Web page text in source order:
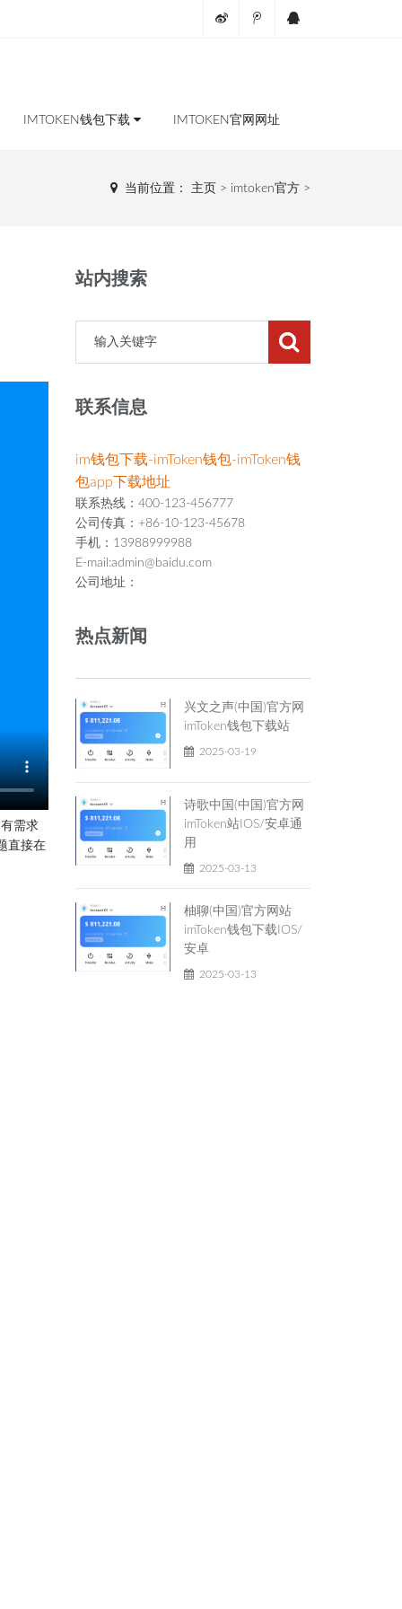
IMTOKEN钱包下载 IMTOKEN官网网址
当前位置： 主页 > imtoken官方 >
需求
直接在
站内搜索
联系信息
im钱包下载-imToken钱包-imToken钱
包app下载地址
联系热线：400-123-456777
公司传真：+86-10-123-45678
手机：13988999988
E-mail:admin@baidu.com
公司地址：
热点新闻
兴文之声(中国)官方网
imToken钱包下载站
2025-03-19
诗歌中国(中国)官方网
imToken站IOS/安卓通
用
2025-03-13
柚聊(中国)官方网站
imToken钱包下载IOS/
安卓
2025-03-13